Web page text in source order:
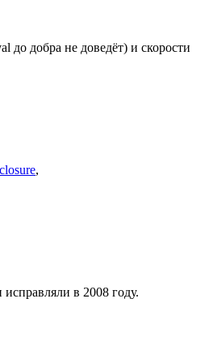
добра не доведёт) и скорости
,
в 2008 году.